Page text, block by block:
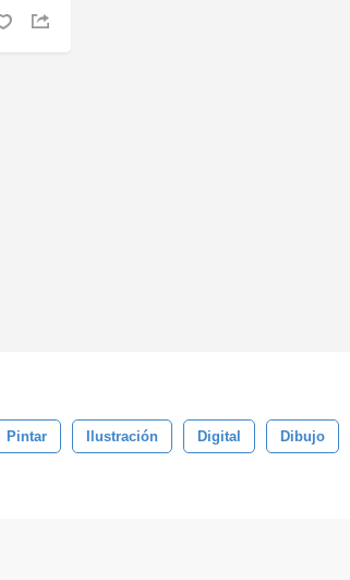
Pintar Ilustración Digital Dibujo